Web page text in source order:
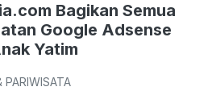
Bagikan Semua
Google Adsense
Yatim
PARIWISATA